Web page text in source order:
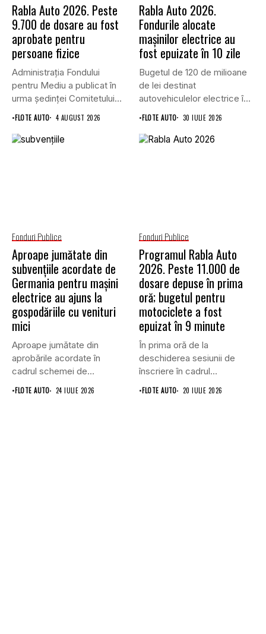
Rabla Auto 2026. Peste
9.700 de dosare au fost
aprobate pentru
persoane fizice
Administrația Fondului
pentru Mediu a publicat în
urma ședinței Comitetului
de Avizare,...
•FLOTE AUTO 4 AUGUST 2026
Rabla Auto 2026.
Fondurile alocate
mașinilor electrice au
fost epuizate în 10 zile
Bugetul de 120 de milioane
de lei destinat
autovehiculelor electrice în
programul...
•FLOTE AUTO 30 IULIE 2026
Fonduri Publice
Aproape jumătate din
subvențiile acordate de
Germania pentru mașini
electrice au ajuns la
gospodăriile cu venituri
mici
Aproape jumătate din
aprobările acordate în
cadrul schemei de
subvenționare a
•FLOTE AUTO 24 IULIE 2026
Fonduri Publice
Programul Rabla Auto
2026. Peste 11.000 de
dosare depuse în prima
oră; bugetul pentru
motociclete a fost
epuizat în 9 minute
În prima oră de la
deschiderea sesiunii de
înscriere în cadrul
Programului...
•FLOTE AUTO 20 IULIE 2026